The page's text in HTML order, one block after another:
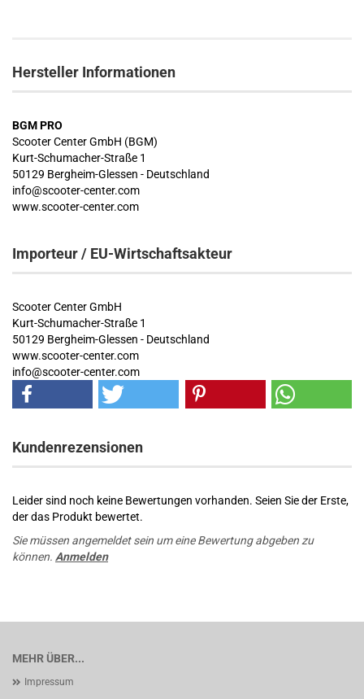
Hersteller Informationen
BGM PRO
Scooter Center GmbH (BGM)
Kurt-Schumacher-Straße 1
50129 Bergheim-Glessen - Deutschland
info@scooter-center.com
www.scooter-center.com
Importeur / EU-Wirtschaftsakteur
Scooter Center GmbH
Kurt-Schumacher-Straße 1
50129 Bergheim-Glessen - Deutschland
www.scooter-center.com
info@scooter-center.com
Kundenrezensionen
Leider sind noch keine Bewertungen vorhanden. Seien Sie der Erste,
der das Produkt bewertet.
Sie müssen angemeldet sein um eine Bewertung abgeben zu
können. Anmelden
MEHR ÜBER...
Impressum